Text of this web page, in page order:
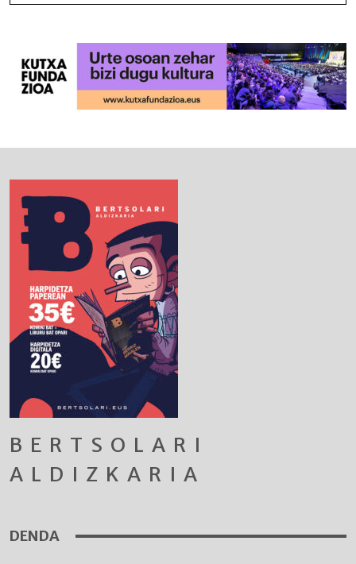
BERTSOLARI
ALDIZKARIA
DENDA